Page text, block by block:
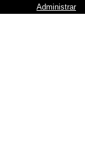
Administrar